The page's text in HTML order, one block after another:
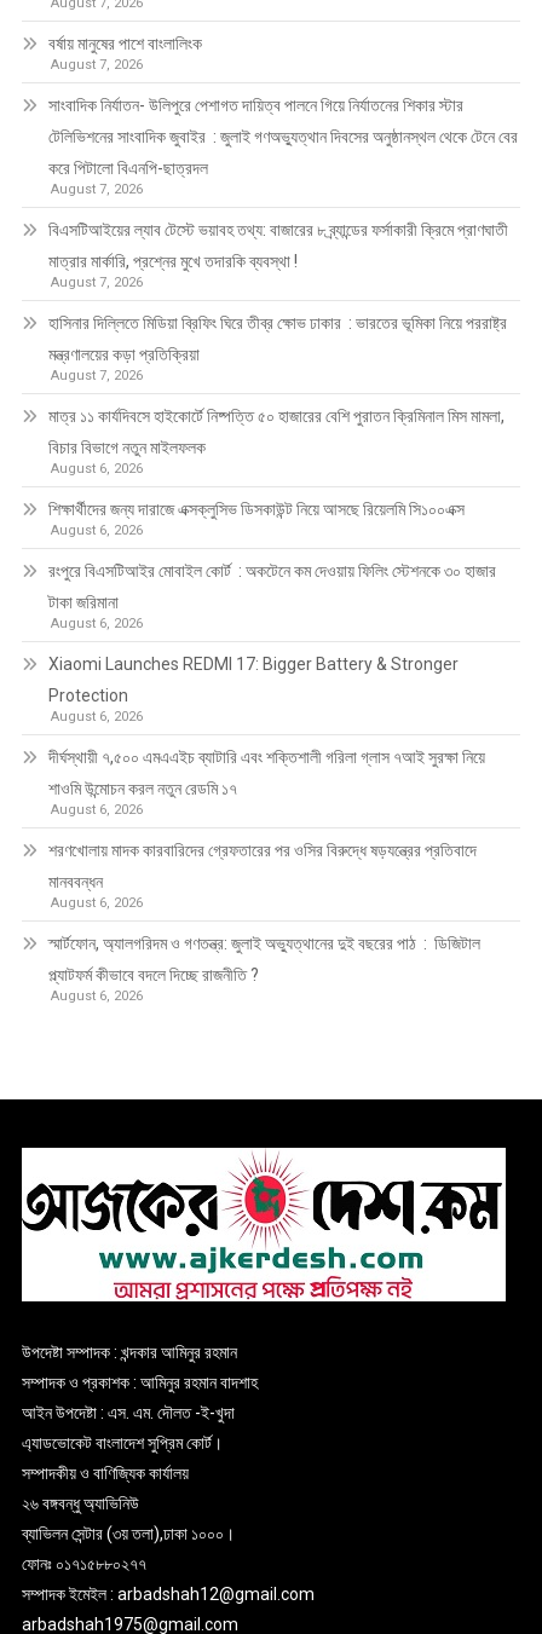
August 7, 2026
বর্ষায় মানুষের পাশে বাংলালিংক
August 7, 2026
সাংবাদিক নির্যাতন- উলিপুরে পেশাগত দায়িত্ব পালনে গিয়ে নির্যাতনের শিকার স্টার
টেলিভিশনের সাংবাদিক জুবাইর : জুলাই গণঅভ্যুত্থান দিবসের অনুষ্ঠানস্থল থেকে টেনে বের
করে পিটালো বিএনপি-ছাত্রদল
August 7, 2026
বিএসটিআইয়ের ল্যাব টেস্টে ভয়াবহ তথ্য: বাজারের ৮ ব্র্যান্ডের ফর্সাকারী ক্রিমে প্রাণঘাতী
মাত্রার মার্কারি, প্রশ্নের মুখে তদারকি ব্যবস্থা !
August 7, 2026
হাসিনার দিল্লিতে মিডিয়া ব্রিফিং ঘিরে তীব্র ক্ষোভ ঢাকার : ভারতের ভূমিকা নিয়ে পররাষ্ট্র
মন্ত্রণালয়ের কড়া প্রতিক্রিয়া
August 7, 2026
মাত্র ১১ কার্যদিবসে হাইকোর্টে নিষ্পত্তি ৫০ হাজারের বেশি পুরাতন ক্রিমিনাল মিস মামলা,
বিচার বিভাগে নতুন মাইলফলক
August 6, 2026
শিক্ষার্থীদের জন্য দারাজে এক্সক্লুসিভ ডিসকাউন্ট নিয়ে আসছে রিয়েলমি সি১০০এক্স
August 6, 2026
রংপুরে বিএসটিআইর মোবাইল কোর্ট : অকটেনে কম দেওয়ায় ফিলিং স্টেশনকে ৩০ হাজার
টাকা জরিমানা
August 6, 2026
Xiaomi Launches REDMI 17: Bigger Battery & Stronger
Protection
August 6, 2026
দীর্ঘস্থায়ী ৭,৫০০ এমএএইচ ব্যাটারি এবং শক্তিশালী গরিলা গ্লাস ৭আই সুরক্ষা নিয়ে
শাওমি উন্মোচন করল নতুন রেডমি ১৭
August 6, 2026
শরণখোলায় মাদক কারবারিদের গ্রেফতারের পর ওসির বিরুদ্ধে ষড়যন্ত্রের প্রতিবাদে
মানববন্ধন
August 6, 2026
স্মার্টফোন, অ্যালগরিদম ও গণতন্ত্র: জুলাই অভ্যুত্থানের দুই বছরের পাঠ : ডিজিটাল
প্ল্যাটফর্ম কীভাবে বদলে দিচ্ছে রাজনীতি ?
August 6, 2026
উপদেষ্টা সম্পাদক : খন্দকার আমিনুর রহমান
সম্পাদক ও প্রকাশক : আমিনুর রহমান বাদশাহ
আইন উপদেষ্টা : এস. এম. দৌলত -ই-খুদা
এ্যাডভোকেট বাংলাদেশ সুপ্রিম কোর্ট।
সম্পাদকীয় ও বাণিজ্যিক কার্যালয়
২৬ বঙ্গবন্ধু অ্যাভিনিউ
ব্যাভিলন সেন্টার (৩য় তলা),ঢাকা ১০০০।
ফোনঃ ০১৭১৫৮৮০২৭৭
সম্পাদক ইমেইল : arbadshah12@gmail.com
arbadshah1975@gmail.com